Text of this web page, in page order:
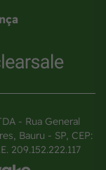
- Rua General
Bauru - SP, CEP:
209.152.222.117